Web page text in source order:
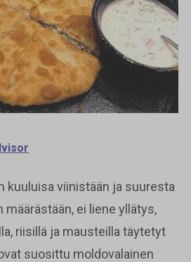
kuuluisa viinistään ja suuresta
ei liene yllätys,
riisillä ja mausteilla täytetyt
suosittu moldovalainen